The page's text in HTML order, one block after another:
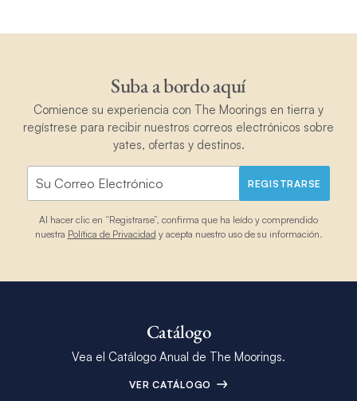
Suba a bordo aquí
Comience su experiencia con The Moorings en tierra y
regístrese para recibir nuestros correos electrónicos sobre
yates, ofertas y destinos.
REGISTRARSE
Al hacer clic en “Registrarse”, confirma que ha leído y comprendido
nuestra Política de Privacidad y acepta nuestro uso de su información.
Catálogo
Vea el Catálogo Anual de The Moorings.
VER CATÁLOGO